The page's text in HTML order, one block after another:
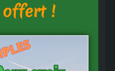
offert !